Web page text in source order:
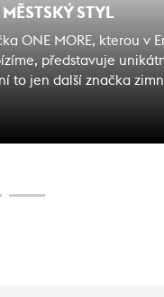
STYL
ONE MORE, kterou v
představuje
to jen další značka
k designu,
hranice mezi
Kolekce pro